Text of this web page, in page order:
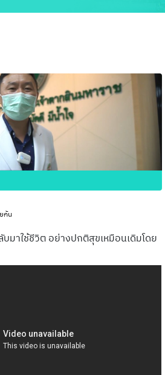
กัน
บมาใช้ชีวิต อย่างปกติสุขเหมือนเดิมโดย